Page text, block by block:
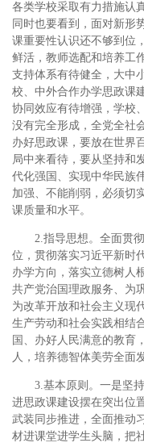
各类学校采取有力措施认
同时也要看到，面对新形
课重要性认识还不够到位
鲜活，教师选配和培养工
支持体系有待健全，大中
校、中外合作办学思政课
协同效应有待增强，学校
没有完全形成，全党全社
办好思政课，要放在世界
局中来看待，要从坚持和
代化强国、实现中华民族
加强、不能削弱，必须切
课质量和水平。
2.指导思想。全面贯
位，贯彻落实习近平新时
办学方向，落实立德树人
共产党治国理政服务、为
为改革开放和社会主义现
生产劳动和社会实践相结
国、办好人民满意的教育
人，培养德智体美劳全面
3.基本原则。一是坚
进思政课建设摆在突出位
武装同步推进，全面推动
材进课堂进学生头脑，把